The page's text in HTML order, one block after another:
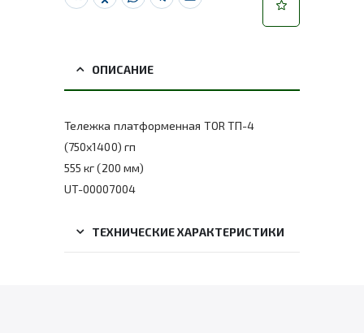
ОПИСАНИЕ
Тележка платформенная TOR ТП-4
(750х1400) гп
555 кг (200 мм)
UT-00007004
ТЕХНИЧЕСКИЕ ХАРАКТЕРИСТИКИ